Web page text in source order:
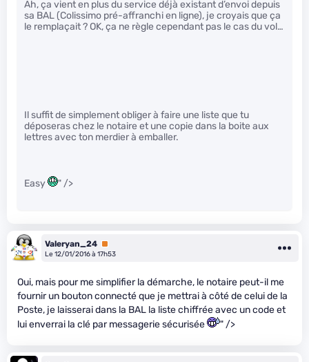
Ah, ça vient en plus du service déjà existant d’envoi depuis
sa BAL (Colissimo pré-affranchi en ligne), je croyais que ça
le remplaçait ? OK, ça ne règle cependant pas le cas du vol…
Il suffit de simplement obliger à faire une liste que tu
déposeras chez le notaire et une copie dans la boite aux
lettres avec ton merdier à emballer.
Easy " />
Valeryan_24 Premium
Le 12/01/2016 à 17h53
Oui, mais pour me simplifier la démarche, le notaire peut-il me
fournir un bouton connecté que je mettrai à côté de celui de la
Poste, je laisserai dans la BAL la liste chiffrée avec un code et
lui enverrai la clé par messagerie sécurisée
" />